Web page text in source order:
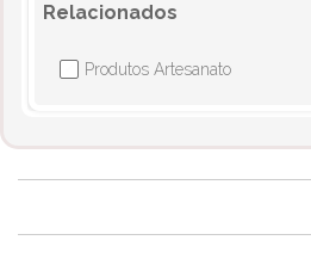
Relacionados
Produtos Artesanato